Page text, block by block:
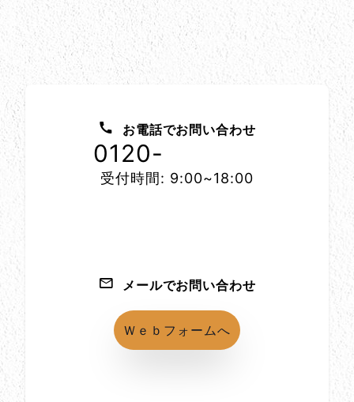
お問い合わせ方法
お電話でお問い合わせ
0120-
受付時間: 9:00~18:00
メールでお問い合わせ
Ｗｅｂフォームへ